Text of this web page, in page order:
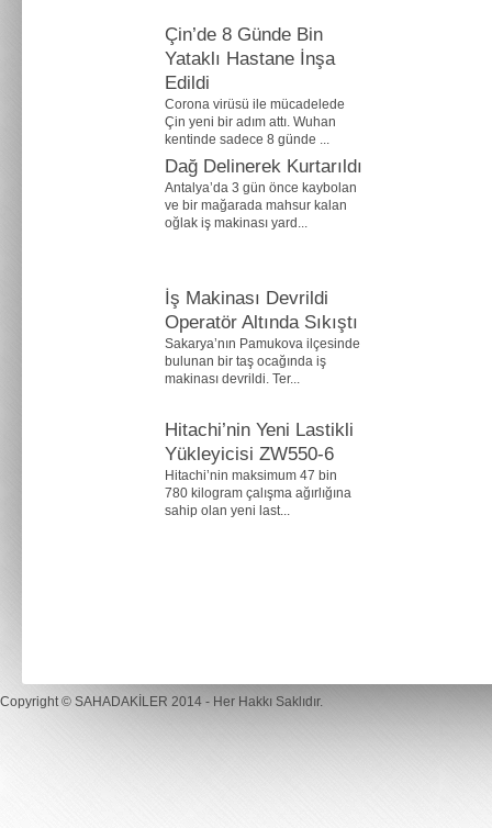
Çin’de 8 Günde Bin
Yataklı Hastane İnşa
Edildi
Corona virüsü ile mücadelede
Çin yeni bir adım attı. Wuhan
kentinde sadece 8 günde ...
Dağ Delinerek Kurtarıldı
Antalya’da 3 gün önce kaybolan
ve bir mağarada mahsur kalan
oğlak iş makinası yard...
İş Makinası Devrildi
Operatör Altında Sıkıştı
Sakarya’nın Pamukova ilçesinde
bulunan bir taş ocağında iş
makinası devrildi. Ter...
Hitachi’nin Yeni Lastikli
Yükleyicisi ZW550-6
Hitachi’nin maksimum 47 bin
780 kilogram çalışma ağırlığına
sahip olan yeni last...
Copyright © SAHADAKİLER 2014 - Her Hakkı Saklıdır.